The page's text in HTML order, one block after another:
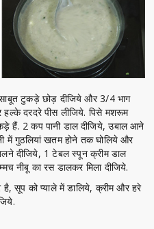
टुकड़े छोड़ दीजिये और 3/4 भाग
दरदरे पीस लीजिये. पिसे मशरूम
हैं. 2 कप पानी डाल दीजिये, उबाल आने
में गुठलियां खतम होने तक घोलिये और
दीजिये, 1 टेबल स्पून क्रीम डाल
नीबू का रस डालकर मिला दीजिये.
सूप को प्याले में डालिये, क्रीम और हरे